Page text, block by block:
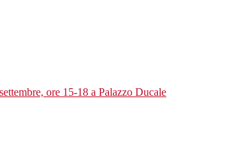
ore 15-18 a Palazzo Ducale